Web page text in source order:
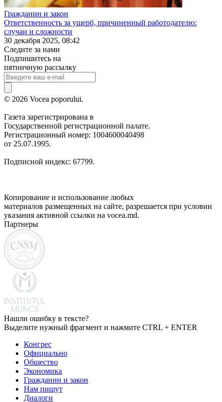
Гражданин и закон
Ответственность за ущерб, причиненный работодателю:
случаи и сложности
30 декабря 2025, 08:42
Следите за нами
Подпишитесь на
пятничную рассылку
© 2026 Vocea poporului.
Газета зарегистрирована в
Государственной регистрационной палате.
Регистрационный номер: 1004600040498
от 25.07.1995.
Подписной индекс: 67799.
Копирование и использование любых
материалов размещенных на сайте, разрешается при условии
указания активной ссылки на vocea.md.
Партнеры
Нашли ошибку в тексте?
Выделите нужный фрагмент и нажмите CTRL + ENTER
Конгрес
Официально
Общество
Экономика
Гражданин и закон
Нам пишут
Диалоги